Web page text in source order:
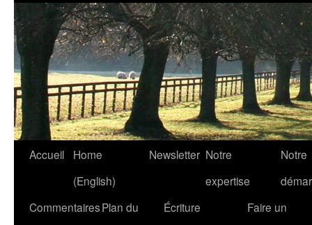
Aller
contenu
Accueil
Home
(English)
Newsletter Notre
expertise
Notre
CommentairesPlan du
Écriture
Faire un